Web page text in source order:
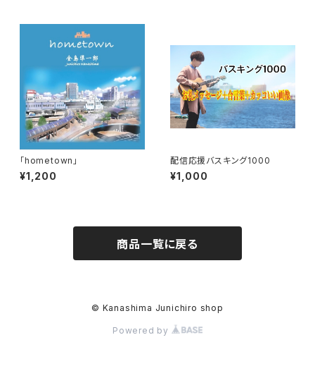
「hometown」
¥1,200
配信応援バスキング1000
¥1,000
商品一覧に戻る
© Kanashima Junichiro shop
Powered by